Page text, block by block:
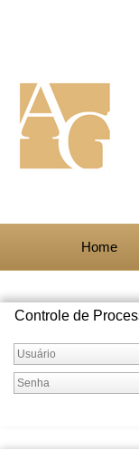
Home
Controle de